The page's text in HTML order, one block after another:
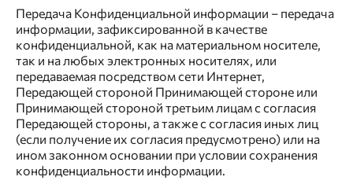
Передача Конфиденциальной информации – передача
информации, зафиксированной в качестве
конфиденциальной, как на материальном носителе,
так и на любых электронных носителях, или
передаваемая посредством сети Интернет,
Передающей стороной Принимающей стороне или
Принимающей стороной третьим лицам с согласия
Передающей стороны, а также с согласия иных лиц
(если получение их согласия предусмотрено) или на
ином законном основании при условии сохранения
конфиденциальности информации.